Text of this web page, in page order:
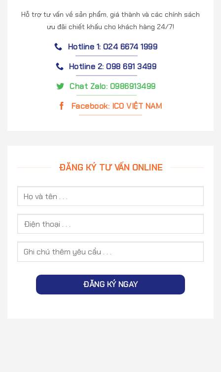
Hỗ trợ tư vấn về sản phẩm, giá thành và các chính sách
ưu đãi chiết khấu cho khách hàng 24/7!
Hotline 1: 024 6674 1999
Hotline 2: 098 691 3499
Chat Zalo: 0986913499
Facebook: ICO VIỆT NAM
ĐĂNG KÝ TƯ VẤN ONLINE